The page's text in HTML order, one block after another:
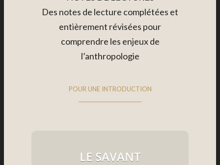
Des notes de lecture complétées et
entièrement révisées pour
comprendre les enjeux de
l’anthropologie
POUR UNE INTRODUCTION
LE SAVANT